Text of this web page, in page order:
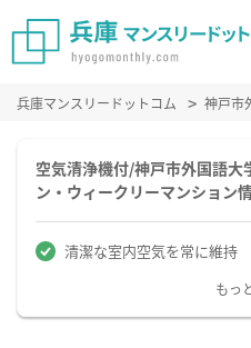
兵庫マンスリードットコム 神戸市
空気清浄機付/神戸市外国語大
ン・ウィークリーマンション
清潔な室内空気を常に維持
もっ